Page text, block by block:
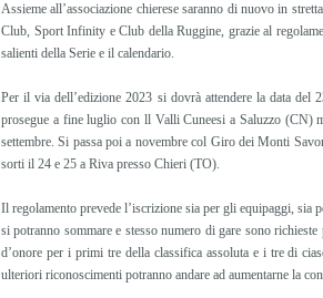
Assieme all’associazione chierese saranno di nuovo in
Club, Sport Infinity e Club della Ruggine, grazie al
salienti della Serie e il calendario.
Per il via dell’edizione 2023 si dovrà attendere la data
prosegue a fine luglio con ll Valli Cuneesi a Saluzzo (CN)
settembre. Si passa poi a novembre col Giro dei Monti
sorti il 24 e 25 a Riva presso Chieri (TO).
Il regolamento prevede l’iscrizione sia per gli equipaggi,
si potranno sommare e stesso numero di gare sono
d’onore per i primi tre della classifica assoluta e i tre di
ulteriori riconoscimenti potranno andare ad aumentarne la